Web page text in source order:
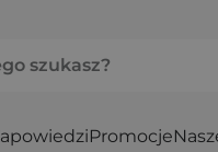
Promocje